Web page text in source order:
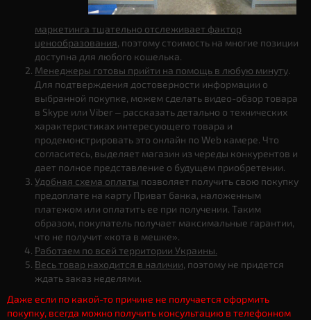
маркетинга тщательно отслеживает фактор
ценообразования, поэтому стоимость на многие позиции
доступна для любого кошелька.
Менеджеры готовы прийти на помощь в любую минуту.
Для подтверждения достоверности информации о
выбранной покупке, можем сделать видео-обзор товара
в Skype или Viber – рассказать детально о технических
характеристиках интересующего товара и
продемонстрировать это онлайн по Web камере. Что
согласитесь, выделяет магазин из череды конкурентов и
дает полное представление о будущем приобретении.
Удобная схема оплаты позволяет получить свою покупку
предоплате на карту Приват банка, наложенным
платежом или оплатить ее при получении. Таким
образом, покупатель получает максимальные гарантии,
что не получит «кота в мешке».
Работаем по всей территории Украины.
Весь товар находится в наличии, поэтому не придется
ждать заказ неделями.
Даже если по какой-то причине не получается оформить
покупку, всегда можно получить консультацию в телефонном